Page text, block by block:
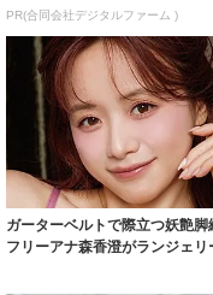
PR(合同会社デジタルファーム )
ガーターベルトで際立つ妖艶
フリーアナ森香澄がランジェリ